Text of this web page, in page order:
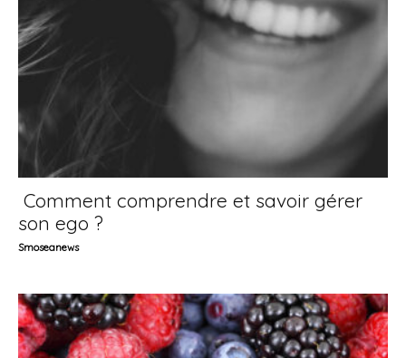
Comment comprendre et savoir gérer
son ego ?
Smoseanews